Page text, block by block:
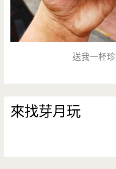
送我一杯
來找芽月玩